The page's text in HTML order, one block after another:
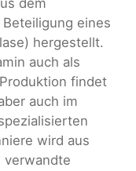
dem
eines
hergestellt.
auch als
findet
auch im
wird aus
verwandte